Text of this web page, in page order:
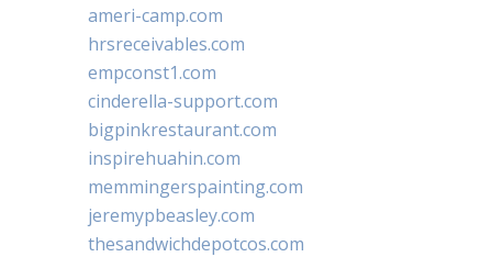
ameri-camp.com
hrsreceivables.com
empconst1.com
cinderella-support.com
bigpinkrestaurant.com
inspirehuahin.com
memmingerspainting.com
jeremypbeasley.com
thesandwichdepotcos.com